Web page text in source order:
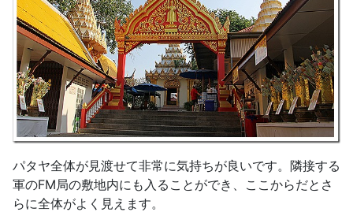
パタヤ全体が見渡せて非常に気持ちが良いです。隣接する
軍のFM局の敷地内にも入ることができ、ここからだとさ
らに全体がよく見えます。